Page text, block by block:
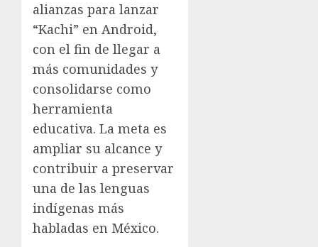
alianzas para lanzar
“Kachi” en Android,
con el fin de llegar a
más comunidades y
consolidarse como
herramienta
educativa. La meta es
ampliar su alcance y
contribuir a preservar
una de las lenguas
indígenas más
habladas en México.